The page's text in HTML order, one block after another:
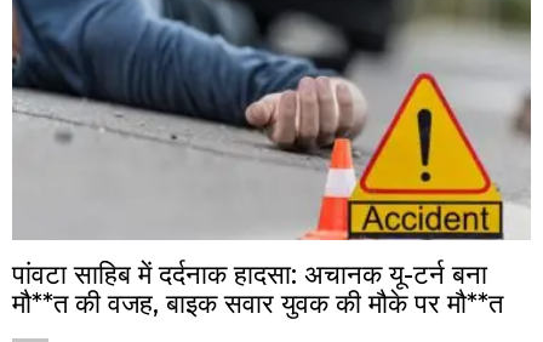
पांवटा साहिब में दर्दनाक हादसा: अचानक यू-टर्न बना
मौ**त की वजह, बाइक सवार युवक की मौके पर मौ**त